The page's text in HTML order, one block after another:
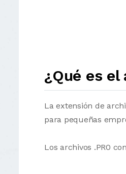
¿Qué es
La extensión de
para pequeñas
Los archivos .PR0